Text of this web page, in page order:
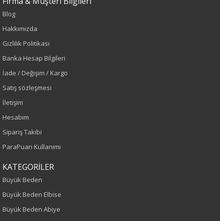
Renk
Sezon
Yaş Grubu
Kalıp
Büyük Beden
Boy
Blog
Hakkımızda
Gizlilik Politikası
Banka Hesap Bilgileri
İade / Değişim / Kargo
Satış sözleşmesi
İletişim
Hesabım
Sipariş Takibi
ParaPuan Kullanımı
KATEGORİLER
Büyük Beden
Büyük Beden Elbise
Büyük Beden Abiye